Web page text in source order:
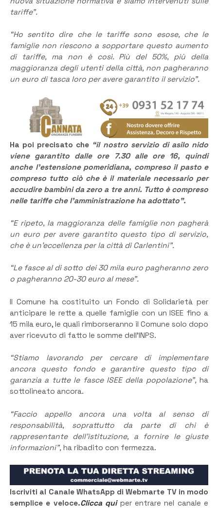
tariffe”.
“Ho sentito dire che le tariffe sono esose, che le
famiglie non riescono a sopportare questo aumento
di tariffe, ma non è così. Più del 50%, più della
maggioranza degli utenti della città, non pagheranno
un euro di tasca loro per avere garantito il servizio”.
Ha poi precisato che “il nostro servizio di asilo nido
viene garantito dalle ore 7.30 alle ore 16, quindi
anche l’estensione pomeridiana, compreso il pasto e
compreso tutto ciò che è il materiale necessario per
accudire bambini da zero a tre anni. Tutto è compreso
nelle tariffe che l’amministrazione ha adottato”.
“E ripeto, la maggioranza delle famiglie non pagherà
un euro per avere garantito questo tipo di servizio,
che è un’eccellenza per la città di Carlentini”.
“Le fasce al di sotto dei 30 mila euro pagheranno zero
o pagheranno 20-30 euro al mese”.
Il Comune ha costituito un Fondo di Solidarietà per
anticipare le rette a quelle famiglie con un ISEE fino a
15 mila euro, le quali rimborseranno il Comune solo dopo
aver ricevuto di fatto le somme dell’INPS.
“Stiamo lavorando per cercare di implementare
ancora questo fondo e garantire questo tipo di
garanzia a tutte le fasce ISEE della popolazione”, ha
sottolineato ancora.
“Faccio appello ancora una volta al senso di
responsabilità, soprattutto da parte di chi è
rappresentante dell’istituzione, a fornire le giuste
informazioni”, ha ribadito con fermezza.
Iscriviti al Canale WhatsApp di Webmarte TV in modo
semplice e veloce.Clicca quiper entrare nel canale e